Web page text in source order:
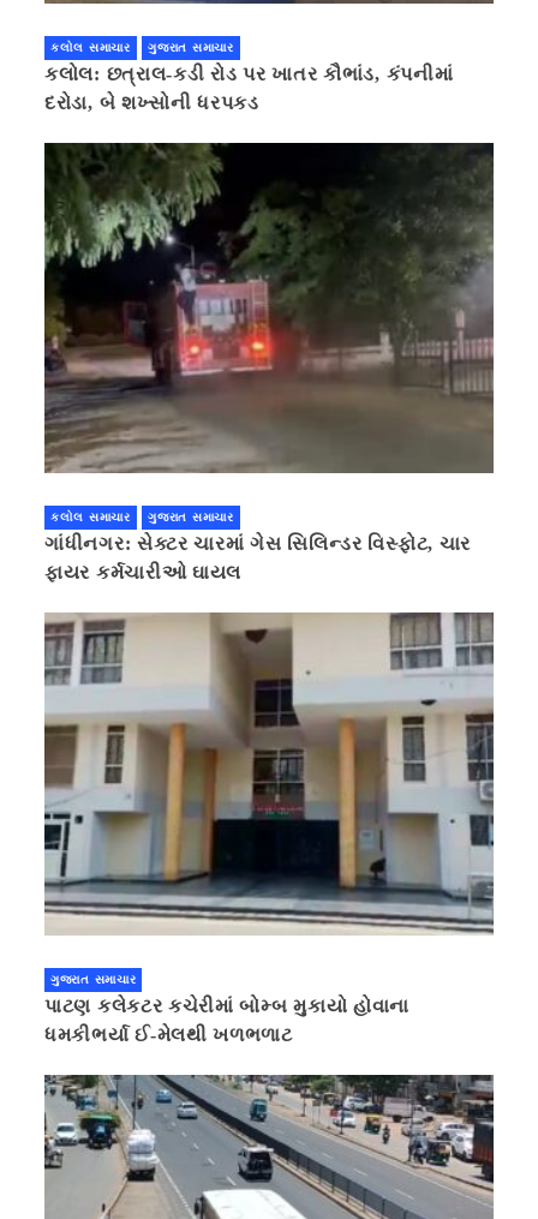
કલોલ સમાચાર ગુજરાત સમાચાર
કલોલ: છત્રાલ-કડી રોડ પર ખાતર કૌભાંડ, કંપનીમાં
દરોડા, બે શખ્સોની ધરપકડ
કલોલ સમાચાર ગુજરાત સમાચાર
ગાંધીનગર: સેક્ટર ચારમાં ગેસ સિલિન્ડર વિસ્ફોટ, ચાર
ફાયર કર્મચારીઓ ઘાયલ
ગુજરાત સમાચાર
પાટણ કલેકટર કચેરીમાં બોમ્બ મુકાયો હોવાના
ધમકીભર્યા ઈ-મેલથી ખળભળાટ